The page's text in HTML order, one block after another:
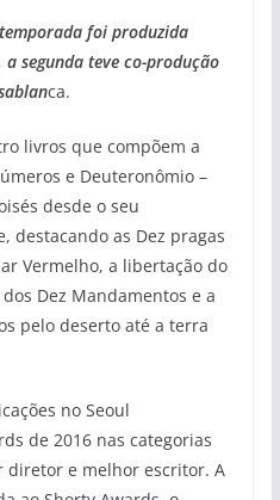
foi produzida
segunda teve co-produção
ca.
livros que compõem a
e Deuteronômio –
desde o seu
destacando as Dez pragas
Vermelho, a libertação do
Dez Mandamentos e a
pelo deserto até a terra
no Seoul
de 2016 nas categorias
diretor e melhor escritor. A